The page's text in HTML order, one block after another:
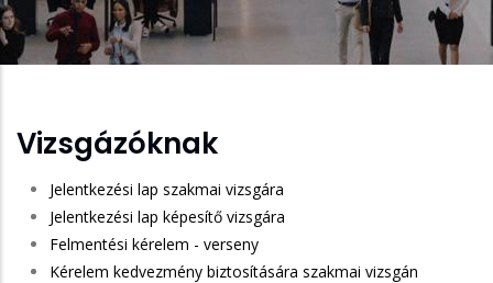
Vizsgázóknak
Jelentkezési lap szakmai vizsgára
Jelentkezési lap képesítő vizsgára
Felmentési kérelem - verseny
Kérelem kedvezmény biztosítására szakmai vizsgán